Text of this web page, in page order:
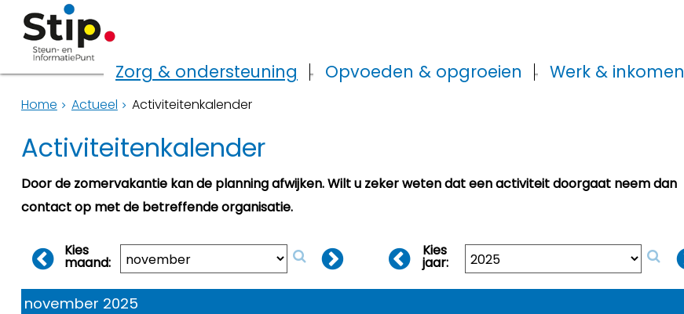
Zorg & ondersteuning Opvoeden & opgroeien Werk & inkomen
Home Actueel Activiteitenkalender
Activiteitenkalender
Door de zomervakantie kan de planning afwijken. Wilt u zeker weten dat een activiteit doorgaat neem dan
contact op met de betreffende organisatie.
Kies
maand:
Kies
jaar:
november 2025